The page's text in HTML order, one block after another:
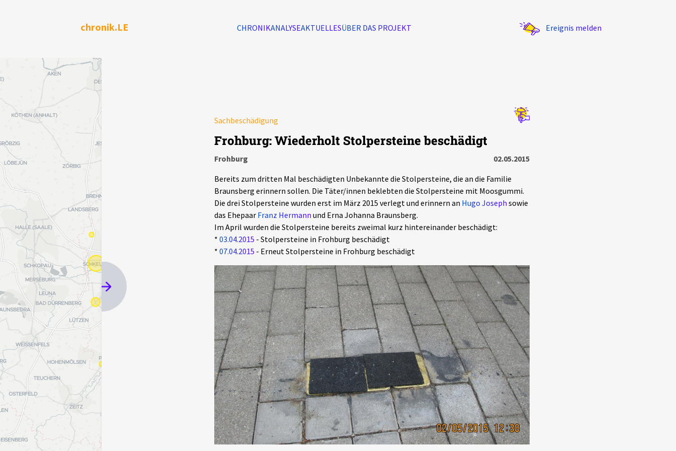
chronik.LE CHRONIKANALYSEAKTUELLESÜBER DAS PROJEKT Ereignis melden
Sachbeschädigung
Frohburg: Wiederholt Stolpersteine beschädigt
Frohburg
02.05.2015
Bereits zum dritten Mal beschädigten Unbekannte die Stolpersteine, die an die Familie
Braunsberg erinnern sollen. Die Täter/innen beklebten die Stolpersteine mit Moosgummi.
Die drei Stolpersteine wurden erst im März 2015 verlegt und erinnern an Hugo Joseph sowie
das Ehepaar Franz Hermann und Erna Johanna Braunsberg.
Im April wurden die Stolpersteine bereits zweimal kurz hintereinander beschädigt:
* 03.04.2015 - Stolpersteine in Frohburg beschädigt
* 07.04.2015 - Erneut Stolpersteine in Frohburg beschädigt